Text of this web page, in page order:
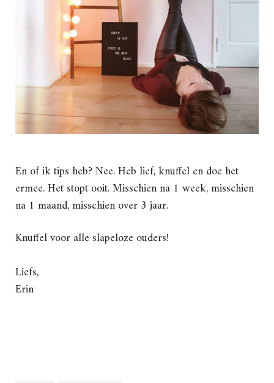
En of ik tips heb? Nee. Heb lief, knuffel en doe het
ermee. Het stopt ooit. Misschien na 1 week, misschien
na 1 maand, misschien over 3 jaar.
Knuffel voor alle slapeloze ouders!
Liefs,
Erin